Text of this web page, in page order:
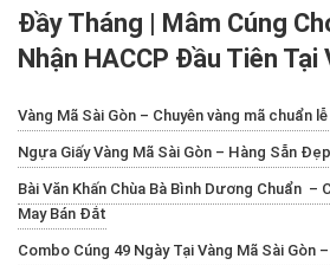
Đầy Tháng | Mâm Cúng
Nhận HACCP Đầu Tiên Tại
Vàng Mã Sài Gòn – Chuyên vàng mã chuẩn
Ngựa Giấy Vàng Mã Sài Gòn – Hàng Sẵn
Bài Văn Khấn Chùa Bà Bình Dương Chuẩn –
May Bán Đắt
Combo Cúng 49 Ngày Tại Vàng Mã Sài Gòn